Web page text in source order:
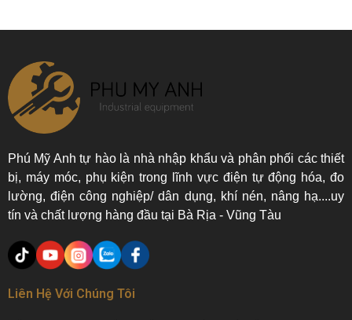
Phú Mỹ Anh tự hào là nhà nhập khẩu và phân phối các thiết
bị, máy móc, phụ kiện trong lĩnh vực điện tự động hóa, đo
lường, điện công nghiệp/ dân dụng, khí nén, nâng hạ....uy
tín và chất lượng hàng đầu tại Bà Rịa - Vũng Tàu
Liên Hệ Với Chúng Tôi